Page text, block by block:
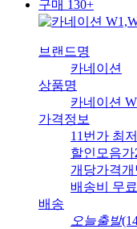
구매 130+
브랜드명
카네이션
상품명
카네이션
가격정보
11번가 최
할인모음가
개당가격개
배송비
무료
배송
오늘출발